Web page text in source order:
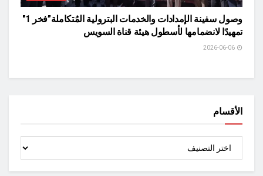
وصول سفينة الإمدادات والخدمات البترولية المُتكاملة”فخر 1″
تمهيدًا لانضمامها لأسطول هيئة قناة السويس
الأقسام